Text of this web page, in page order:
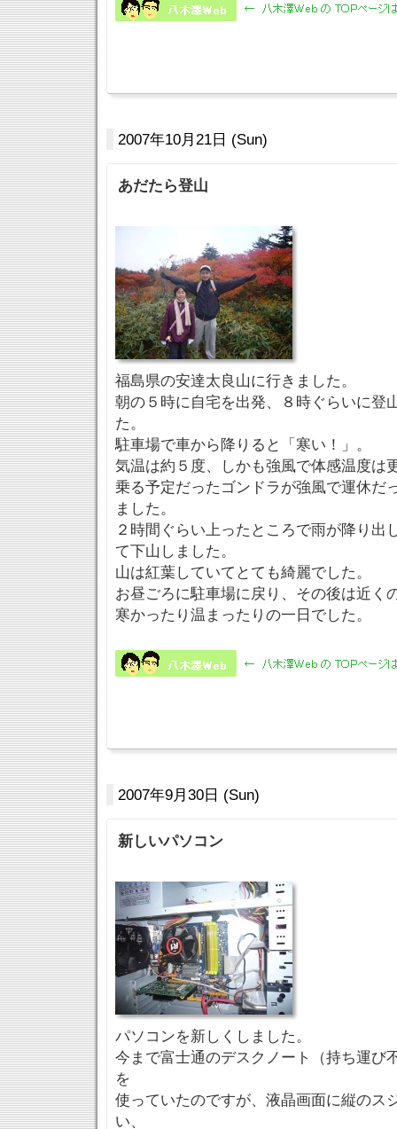
2007年10月21日 (Sun)
あだたら登山
福島県の安達太良山に行きました。
朝の５時に自宅を出発、８時ぐらいに登
た。
駐車場で車から降りると「寒い！」。
気温は約５度、しかも強風で体感温度は
乗る予定だったゴンドラが強風で運休だ
ました。
２時間ぐらい上ったところで雨が降り出
て下山しました。
山は紅葉していてとても綺麗でした。
お昼ごろに駐車場に戻り、その後は近く
寒かったり温まったりの一日でした。
2007年9月30日 (Sun)
新しいパソコン
パソコンを新しくしました。
今まで富士通のデスクノート（持ち運び
を
使っていたのですが、液晶画面に縦のス
い、